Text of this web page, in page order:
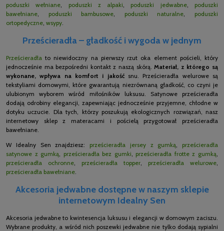
poduszki wełniane
poduszki z alpaki poduszki jedwabne, poduszki
bawełniane
poduszki bambusowe poduszki naturalne
poduszki
ortopedyczne wsypy
Prześcieradła – gładkość i wygoda w jednym
Prześcieradła to niewidoczny na pierwszy rzut oka element pościeli, który
jednocześnie ma bezpośredni kontakt z naszą skórą.Materiał, z którego są
wykonane, wpływa na komfort i jakośćsnu. Prześcieradła welurowe są
tekstyliami domowymi, które gwarantują niezrównaną gładkość, co czyni je
ulubionym wyborem wśród miłośników luksusu. Satynowe prześcieradła
dodają odrobiny elegancji, zapewniając jednocześnie przyjemne, chłodne w
dotyku uczucie. Dla tych, którzy poszukują ekologicznych rozwiązań, nasz
internetowy sklep z materacami i pościelą przygotował prześcieradła
bawełniane.
W Idealny Sen znajdziesz: prześcieradła jersey z gumką
prześcieradła
satynowe z gumką
prześcieradła bez gumki prześcieradła frotte z gumką
prześcieradła ochronne
prześcieradła topper prześcieradła welurowe
prześcieradła bawełniane
Akcesoria jedwabne dostępne w naszym sklepie
internetowym Idealny Sen
Akcesoria jedwabne to kwintesencja luksusu i elegancji w domowym zaciszu.
Wybrane produkty, a wśród nich poszewki jedwabne nie tylko dodają sypialni